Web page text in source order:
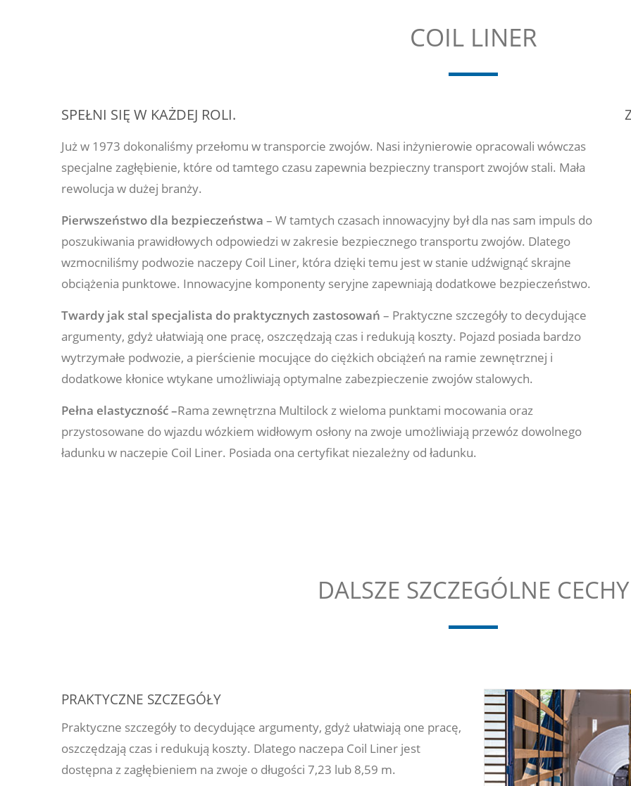
COIL LINER
SPEŁNI SIĘ W KAŻDEJ ROLI.
Już w 1973 dokonaliśmy przełomu w transporcie zwojów. Nasi inżynierowie opracowali wówczas
specjalne zagłębienie, które od tamtego czasu zapewnia bezpieczny transport zwojów stali. Mała
rewolucja w dużej branży.
Pierwszeństwo dla bezpieczeństwa – W tamtych czasach innowacyjny był dla nas sam impuls do
poszukiwania prawidłowych odpowiedzi w zakresie bezpiecznego transportu zwojów. Dlatego
wzmocniliśmy podwozie naczepy Coil Liner, która dzięki temu jest w stanie udźwignąć skrajne
obciążenia punktowe. Innowacyjne komponenty seryjne zapewniają dodatkowe bezpieczeństwo.
Twardy jak stal specjalista do praktycznych zastosowań – Praktyczne szczegóły to decydujące
argumenty, gdyż ułatwiają one pracę, oszczędzają czas i redukują koszty. Pojazd posiada bardzo
wytrzymałe podwozie, a pierścienie mocujące do ciężkich obciążeń na ramie zewnętrznej i
dodatkowe kłonice wtykane umożliwiają optymalne zabezpieczenie zwojów stalowych.
Pełna elastyczność –Rama zewnętrzna Multilock z wieloma punktami mocowania oraz
przystosowane do wjazdu wózkiem widłowym osłony na zwoje umożliwiają przewóz dowolnego
ładunku w naczepie Coil Liner. Posiada ona certyfikat niezależny od ładunku.
DALSZE SZCZEGÓLNE CECHY
PRAKTYCZNE SZCZEGÓŁY
Praktyczne szczegóły to decydujące argumenty, gdyż ułatwiają one pracę,
oszczędzają czas i redukują koszty. Dlatego naczepa Coil Liner jest
dostępna z zagłębieniem na zwoje o długości 7,23 lub 8,59 m.